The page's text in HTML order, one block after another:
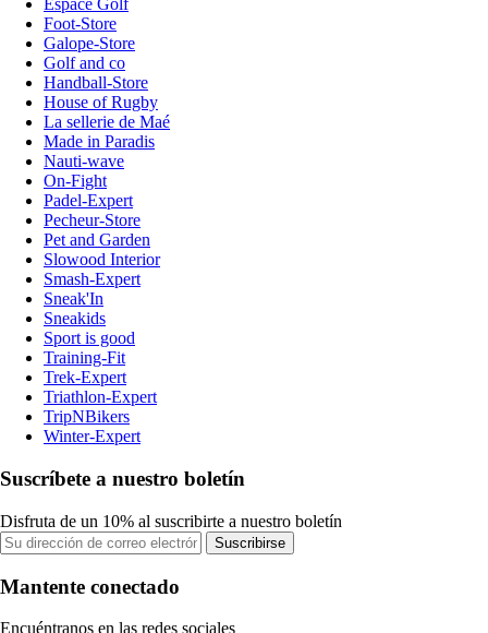
Espace Golf
Foot-Store
Galope-Store
Golf and co
Handball-Store
House of Rugby
La sellerie de Maé
Made in Paradis
Nauti-wave
On-Fight
Padel-Expert
Pecheur-Store
Pet and Garden
Slowood Interior
Smash-Expert
Sneak'In
Sneakids
Sport is good
Training-Fit
Trek-Expert
Triathlon-Expert
TripNBikers
Winter-Expert
Suscríbete a nuestro boletín
Disfruta de un 10% al suscribirte a nuestro boletín
Suscribirse
Mantente conectado
Encuéntranos en las redes sociales